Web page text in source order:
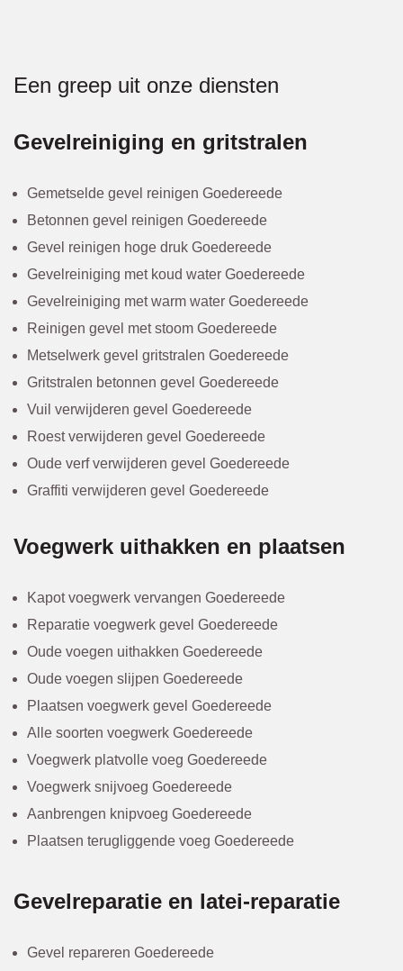
Een greep uit onze diensten
Gevelreiniging en gritstralen
Gemetselde gevel reinigen Goedereede
Betonnen gevel reinigen Goedereede
Gevel reinigen hoge druk Goedereede
Gevelreiniging met koud water Goedereede
Gevelreiniging met warm water Goedereede
Reinigen gevel met stoom Goedereede
Metselwerk gevel gritstralen Goedereede
Gritstralen betonnen gevel Goedereede
Vuil verwijderen gevel Goedereede
Roest verwijderen gevel Goedereede
Oude verf verwijderen gevel Goedereede
Graffiti verwijderen gevel Goedereede
Voegwerk uithakken en plaatsen
Kapot voegwerk vervangen Goedereede
Reparatie voegwerk gevel Goedereede
Oude voegen uithakken Goedereede
Oude voegen slijpen Goedereede
Plaatsen voegwerk gevel Goedereede
Alle soorten voegwerk Goedereede
Voegwerk platvolle voeg Goedereede
Voegwerk snijvoeg Goedereede
Aanbrengen knipvoeg Goedereede
Plaatsen terugliggende voeg Goedereede
Gevelreparatie en latei-reparatie
Gevel repareren Goedereede